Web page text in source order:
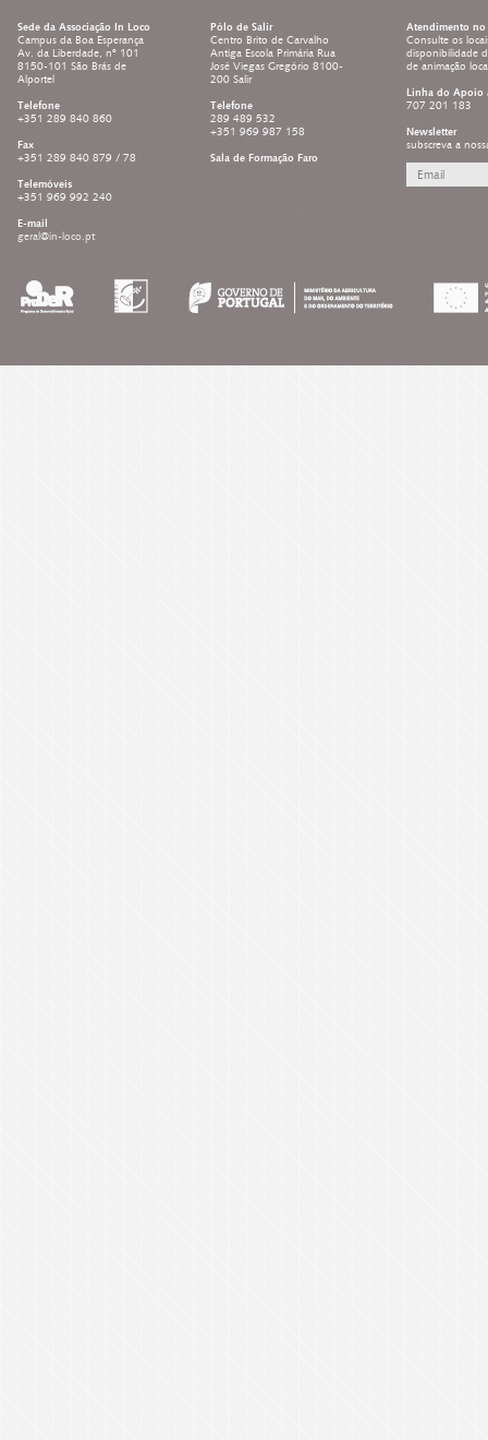
Sede da Associação In Loco
Campus da Boa Esperança
Av. da Liberdade, nº 101
8150-101 São Brás de
Alportel
Telefone
+351 289 840 860
Fax
+351 289 840 879 / 78
Telemóveis
+351 969 992 240
E-mail
geral@in-loco.pt
Pólo de Salir
Centro Brito de Carvalho
Antiga Escola Primária Rua
José Viegas Gregório 8100-
200 Salir
Telefone
289 489 532
+351 969 987 158
Sala de Formação Faro
Atendimento no
Consulte os
disponibilidade
de animação
Linha do Apoio
707 201 183
Newsletter
subscreva a